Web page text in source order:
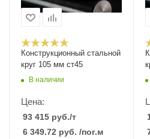
Конструкционный стальной
круг 105 мм ст45
В наличии
Цена:
93 415 руб./т
6 349.72 руб. /пог.м